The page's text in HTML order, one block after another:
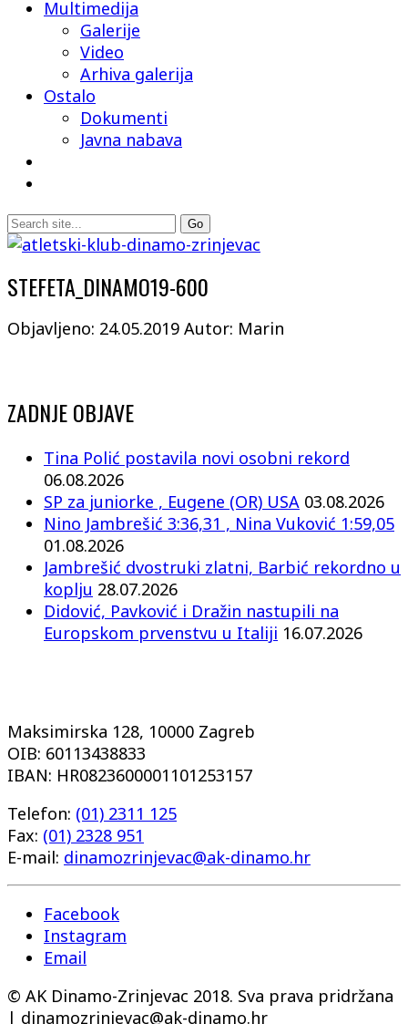
Multimedija
Galerije
Video
Arhiva galerija
Ostalo
Dokumenti
Javna nabava
STEFETA_DINAMO19-600
Objavljeno: 24.05.2019 Autor: Marin
ZADNJE OBJAVE
Tina Polić postavila novi osobni rekord
06.08.2026
SP za juniorke , Eugene (OR) USA 03.08.2026
Nino Jambrešić 3:36,31 , Nina Vuković 1:59,05
01.08.2026
Jambrešić dvostruki zlatni, Barbić rekordno u
koplju 28.07.2026
Didović, Pavković i Dražin nastupili na
Europskom prvenstvu u Italiji 16.07.2026
Maksimirska 128, 10000 Zagreb
OIB: 60113438833
IBAN: HR0823600001101253157
Telefon: (01) 2311 125
Fax: (01) 2328 951
E-mail: dinamozrinjevac@ak-dinamo.hr
Facebook
Instagram
Email
© AK Dinamo-Zrinjevac 2018. Sva prava pridržana
| dinamozrinjevac@ak-dinamo.hr